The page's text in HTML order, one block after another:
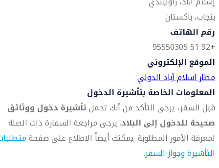
بنجاب، باكستان
رقم الهاتف
+92 51 95550305
الموقع الإلكتروني
مطار اسلام أباد الدولي
المعلومات الخاصة بتأشيرة الدخول
قبل السفر، يرجى التأكد من أنك تحملتأشيرة دخول ووثائق
صحيحة للدخول إلى البلاد. يرجى مراجعة السفارة ذات الصلة
لمعرفة الأمور المطلوبة. يمكنك أيضاً الاطلاع على صفحة
التأشيرة وجواز السفر.